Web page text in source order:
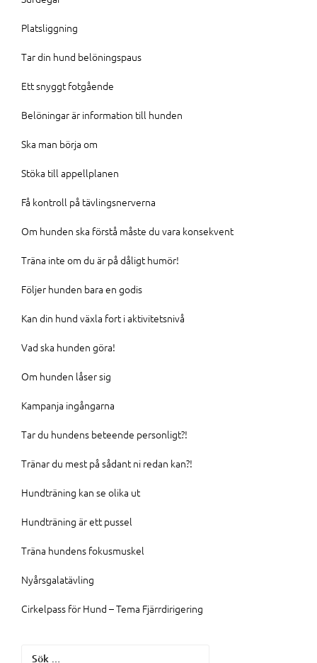
Platsliggning
Tar din hund belöningspaus
Ett snyggt fotgående
Belöningar är information till hunden
Ska man börja om
Stöka till appellplanen
Få kontroll på tävlingsnerverna
Om hunden ska förstå måste du vara konsekvent
Träna inte om du är på dåligt humör!
Följer hunden bara en godis
Kan din hund växla fort i aktivitetsnivå
Vad ska hunden göra!
Om hunden låser sig
Kampanja ingångarna
Tar du hundens beteende personligt?!
Tränar du mest på sådant ni redan kan?!
Hundträning kan se olika ut
Hundträning är ett pussel
Träna hundens fokusmuskel
Nyårsgalatävling
Cirkelpass för Hund – Tema Fjärrdirigering
Sök